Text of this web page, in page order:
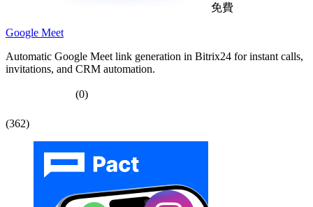
免費
Google Meet
Automatic Google Meet link generation in Bitrix24 for instant calls,
invitations, and CRM automation.
(0)
(362)